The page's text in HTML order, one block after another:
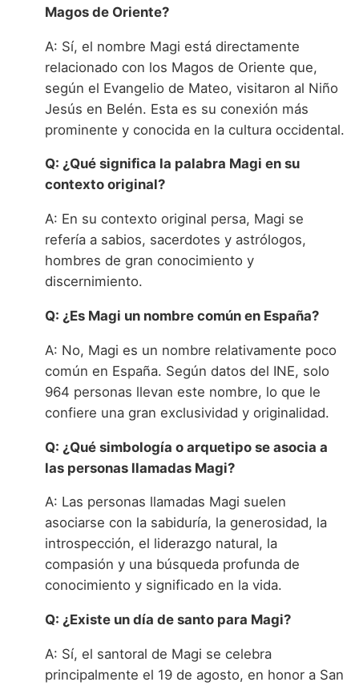
Magos de Oriente?
A: Sí, el nombre Magi está directamente
relacionado con los Magos de Oriente que,
según el Evangelio de Mateo, visitaron al Niño
Jesús en Belén. Esta es su conexión más
prominente y conocida en la cultura occidental.
Q: ¿Qué significa la palabra Magi en su
contexto original?
A: En su contexto original persa, Magi se
refería a sabios, sacerdotes y astrólogos,
hombres de gran conocimiento y
discernimiento.
Q: ¿Es Magi un nombre común en España?
A: No, Magi es un nombre relativamente poco
común en España. Según datos del INE, solo
964 personas llevan este nombre, lo que le
confiere una gran exclusividad y originalidad.
Q: ¿Qué simbología o arquetipo se asocia a
las personas llamadas Magi?
A: Las personas llamadas Magi suelen
asociarse con la sabiduría, la generosidad, la
introspección, el liderazgo natural, la
compasión y una búsqueda profunda de
conocimiento y significado en la vida.
Q: ¿Existe un día de santo para Magi?
A: Sí, el santoral de Magi se celebra
principalmente el 19 de agosto, en honor a San